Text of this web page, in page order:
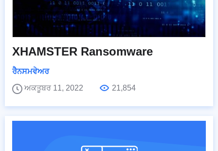
XHAMSTER Ransomware
ਰੈਨਸਮਵੇਅਰ
ਅਕਤੂਬਰ 11, 2022
21,854